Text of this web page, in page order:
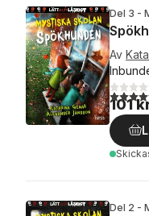
Del 3 -
Av
4,4
101
Del 2 -